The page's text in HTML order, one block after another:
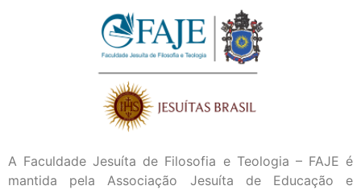
A Faculdade Jesuíta de Filosofia e Teologia – FAJE é
mantida pela Associação Jesuíta de Educação e